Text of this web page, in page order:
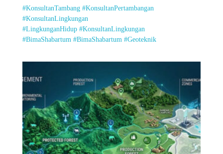
#KonsultanTambang #KonsultanPertambangan
#KonsultanLingkungan
#LingkunganHidup #KonsultanLingkungan
#BimaShabartum #BimaShabartum #Geoteknik